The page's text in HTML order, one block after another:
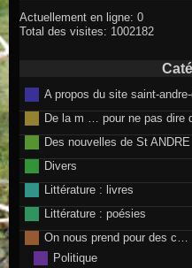
Actuellement en ligne: 0
Total des visites: 1002182
A propos du site saint-
De la m … pour ne pas dire
Des nouvelles de St ANDRE
Divers
Littérature : livres
Littérature : poésies
On nous prend pour des c…
Politique